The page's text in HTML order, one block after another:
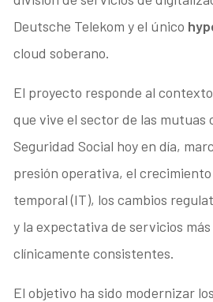
Deutsche Telekom y el único
cloud soberano.
El proyecto responde al
que vive el sector de las mutuas
Seguridad Social hoy en día,
presión operativa, el
temporal (IT), los cambios
y la expectativa de servicios
clínicamente consistentes.
El objetivo ha sido modernizar